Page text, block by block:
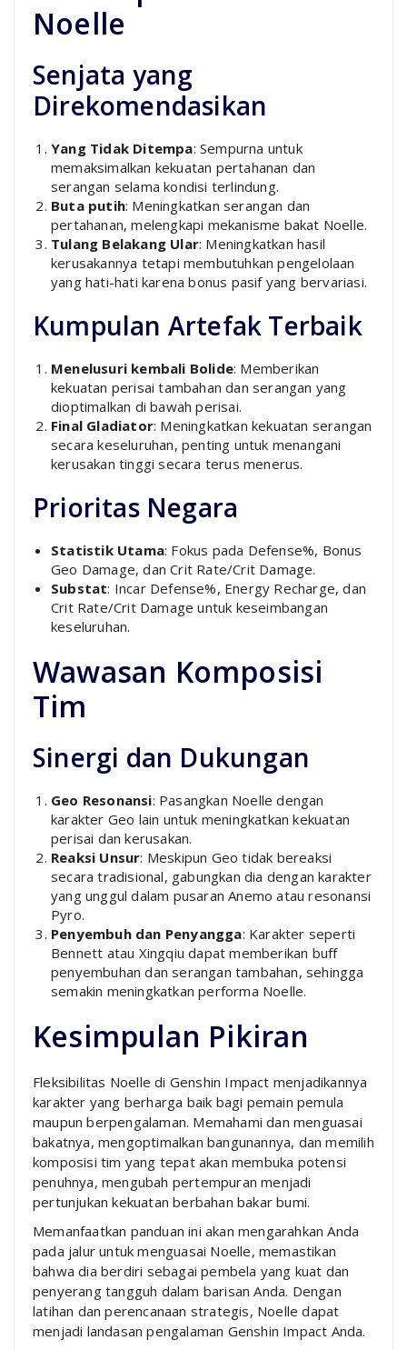
Noelle
Senjata yang
Direkomendasikan
Yang Tidak Ditempa: Sempurna untuk
memaksimalkan kekuatan pertahanan dan
serangan selama kondisi terlindung.
Buta putih: Meningkatkan serangan dan
pertahanan, melengkapi mekanisme bakat Noelle.
Tulang Belakang Ular: Meningkatkan hasil
kerusakannya tetapi membutuhkan pengelolaan
yang hati-hati karena bonus pasif yang bervariasi.
Kumpulan Artefak Terbaik
Menelusuri kembali Bolide: Memberikan
kekuatan perisai tambahan dan serangan yang
dioptimalkan di bawah perisai.
Final Gladiator: Meningkatkan kekuatan serangan
secara keseluruhan, penting untuk menangani
kerusakan tinggi secara terus menerus.
Prioritas Negara
Statistik Utama: Fokus pada Defense%, Bonus
Geo Damage, dan Crit Rate/Crit Damage.
Substat: Incar Defense%, Energy Recharge, dan
Crit Rate/Crit Damage untuk keseimbangan
keseluruhan.
Wawasan Komposisi
Tim
Sinergi dan Dukungan
Geo Resonansi: Pasangkan Noelle dengan
karakter Geo lain untuk meningkatkan kekuatan
perisai dan kerusakan.
Reaksi Unsur: Meskipun Geo tidak bereaksi
secara tradisional, gabungkan dia dengan karakter
yang unggul dalam pusaran Anemo atau resonansi
Pyro.
Penyembuh dan Penyangga: Karakter seperti
Bennett atau Xingqiu dapat memberikan buff
penyembuhan dan serangan tambahan, sehingga
semakin meningkatkan performa Noelle.
Kesimpulan Pikiran
Fleksibilitas Noelle di Genshin Impact menjadikannya
karakter yang berharga baik bagi pemain pemula
maupun berpengalaman. Memahami dan menguasai
bakatnya, mengoptimalkan bangunannya, dan memilih
komposisi tim yang tepat akan membuka potensi
penuhnya, mengubah pertempuran menjadi
pertunjukan kekuatan berbahan bakar bumi.
Memanfaatkan panduan ini akan mengarahkan Anda
pada jalur untuk menguasai Noelle, memastikan
bahwa dia berdiri sebagai pembela yang kuat dan
penyerang tangguh dalam barisan Anda. Dengan
latihan dan perencanaan strategis, Noelle dapat
menjadi landasan pengalaman Genshin Impact Anda.